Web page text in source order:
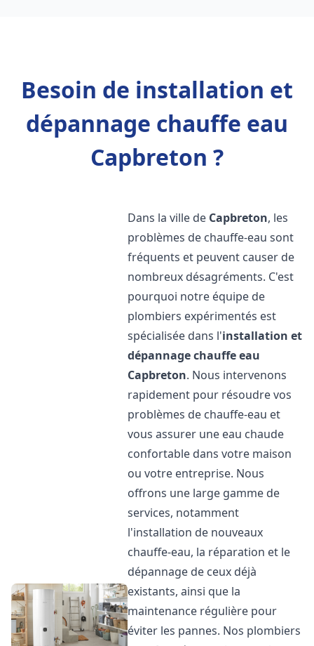
Besoin de installation et
dépannage chauffe eau
Capbreton ?
Dans la ville de Capbreton, les
problèmes de chauffe-eau sont
fréquents et peuvent causer de
nombreux désagréments. C'est
pourquoi notre équipe de
plombiers expérimentés est
spécialisée dans l'installation et
dépannage chauffe eau
Capbreton. Nous intervenons
rapidement pour résoudre vos
problèmes de chauffe-eau et
vous assurer une eau chaude
confortable dans votre maison
ou votre entreprise. Nous
offrons une large gamme de
services, notamment
l'installation de nouveaux
chauffe-eau, la réparation et le
dépannage de ceux déjà
existants, ainsi que la
maintenance régulière pour
éviter les pannes. Nos plombiers